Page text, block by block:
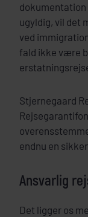
ugyldig, vil det
ved
fald ikke være
Stjernegaard
endnu en
Ansvarlig
Det ligger os